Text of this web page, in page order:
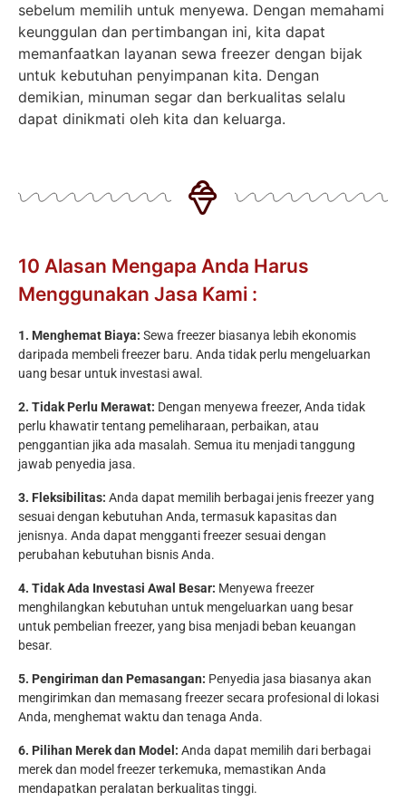
sebelum memilih untuk menyewa. Dengan memahami
keunggulan dan pertimbangan ini, kita dapat
memanfaatkan layanan sewa freezer dengan bijak
untuk kebutuhan penyimpanan kita. Dengan
demikian, minuman segar dan berkualitas selalu
dapat dinikmati oleh kita dan keluarga.
10 Alasan Mengapa Anda Harus
Menggunakan Jasa Kami :
1. Menghemat Biaya: Sewa freezer biasanya lebih ekonomis
daripada membeli freezer baru. Anda tidak perlu mengeluarkan
uang besar untuk investasi awal.
2. Tidak Perlu Merawat: Dengan menyewa freezer, Anda tidak
perlu khawatir tentang pemeliharaan, perbaikan, atau
penggantian jika ada masalah. Semua itu menjadi tanggung
jawab penyedia jasa.
3. Fleksibilitas: Anda dapat memilih berbagai jenis freezer yang
sesuai dengan kebutuhan Anda, termasuk kapasitas dan
jenisnya. Anda dapat mengganti freezer sesuai dengan
perubahan kebutuhan bisnis Anda.
4. Tidak Ada Investasi Awal Besar: Menyewa freezer
menghilangkan kebutuhan untuk mengeluarkan uang besar
untuk pembelian freezer, yang bisa menjadi beban keuangan
besar.
5. Pengiriman dan Pemasangan: Penyedia jasa biasanya akan
mengirimkan dan memasang freezer secara profesional di lokasi
Anda, menghemat waktu dan tenaga Anda.
6. Pilihan Merek dan Model: Anda dapat memilih dari berbagai
merek dan model freezer terkemuka, memastikan Anda
mendapatkan peralatan berkualitas tinggi.